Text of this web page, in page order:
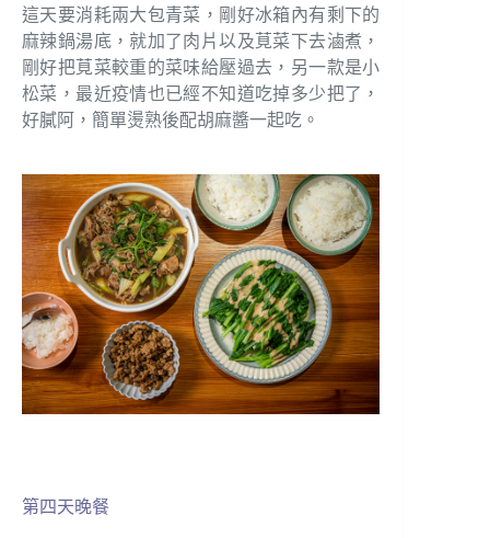
這天要消耗兩大包青菜，剛好冰箱內有剩下的
麻辣鍋湯底，就加了肉片以及莧菜下去滷煮，
剛好把莧菜較重的菜味給壓過去，另一款是小
松菜，最近疫情也已經不知道吃掉多少把了，
好膩阿，簡單燙熟後配胡麻醬一起吃。
第四天晚餐